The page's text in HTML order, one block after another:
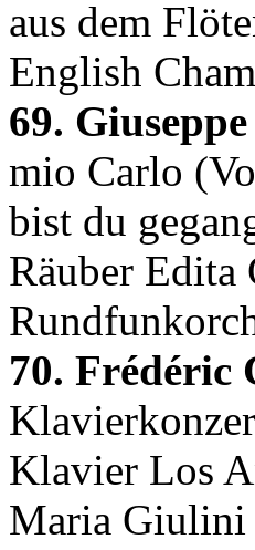
aus dem
English
69.
mio Carlo
bist du
Räuber Edita
70. Frédéric
Klavier Los
Maria Giulini